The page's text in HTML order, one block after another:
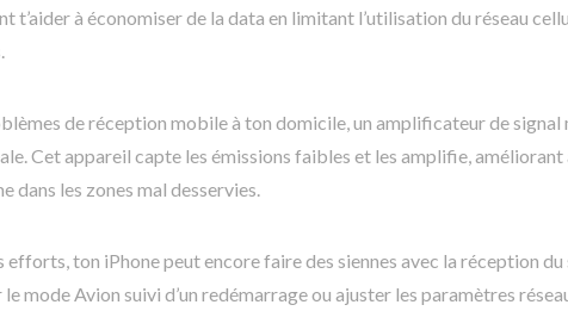
t’aider à économiser de la data en limitant l’utilisation du réseau
de réception mobile à ton domicile, un amplificateur de signal
Cet appareil capte les émissions faibles et les amplifie, améliorant
dans les zones mal desservies.
efforts, ton iPhone peut encore faire des siennes avec la réception du
mode Avion suivi d’un redémarrage ou ajuster les paramètres